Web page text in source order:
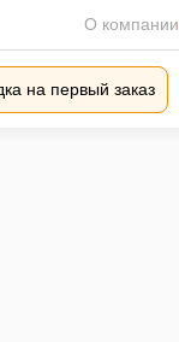
О компании
на первый заказ